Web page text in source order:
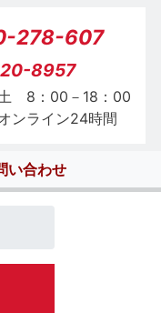
278-607
8957
8：00－18：00
ンライン24時間
い合わせ